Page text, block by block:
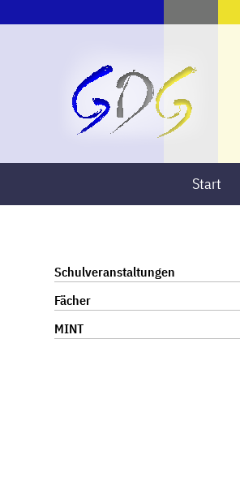
Start
Navigation
überspringen
Schulveranstaltungen
Fächer
MINT